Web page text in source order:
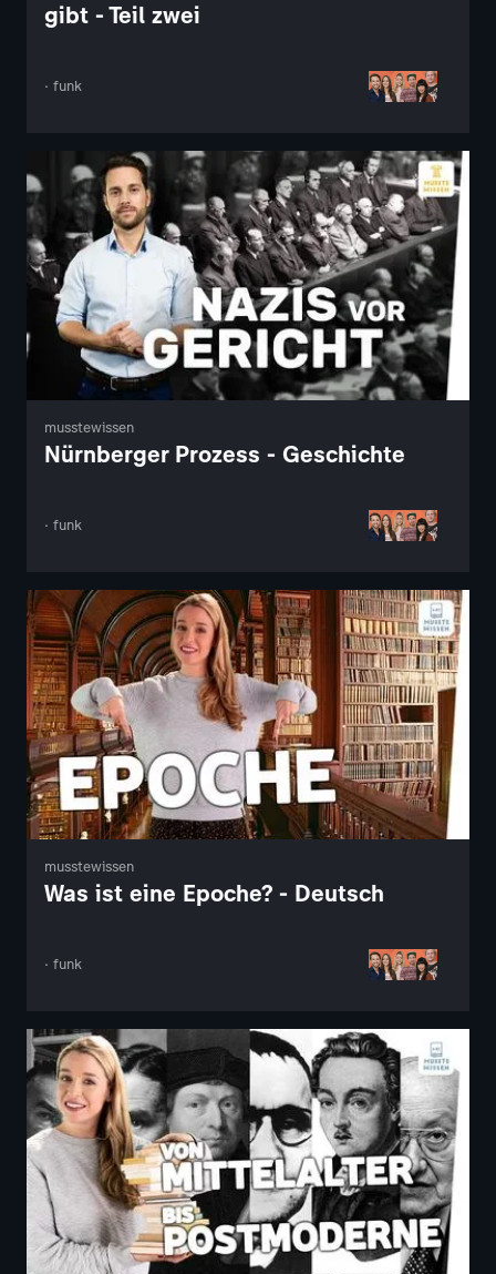
gibt - Teil zwei
· funk
musstewissen
Nürnberger Prozess - Geschichte
· funk
musstewissen
Was ist eine Epoche? - Deutsch
· funk